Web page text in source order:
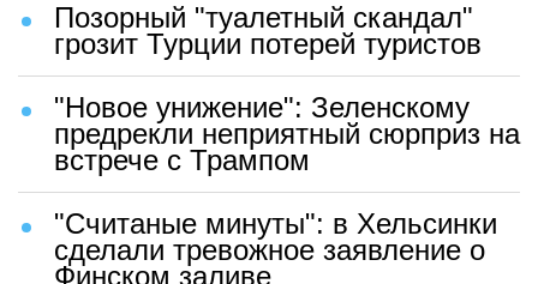
Позорный "туалетный скандал"
грозит Турции потерей туристов
"Новое унижение": Зеленскому
предрекли неприятный сюрприз на
встрече с Трампом
"Считаные минуты": в Хельсинки
сделали тревожное заявление о
Финском заливе